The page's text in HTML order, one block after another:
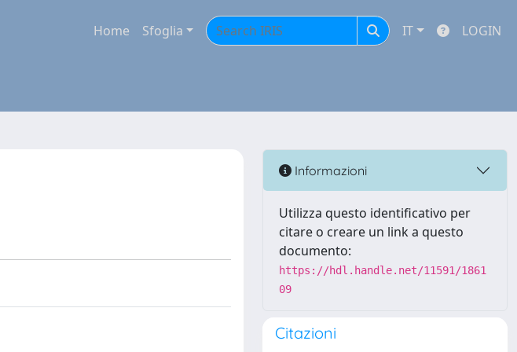
Home Sfoglia IT LOGIN
Informazioni
Utilizza questo identificativo per
citare o creare un link a questo
documento:
https://hdl.handle.net/11591/1861
09
Citazioni